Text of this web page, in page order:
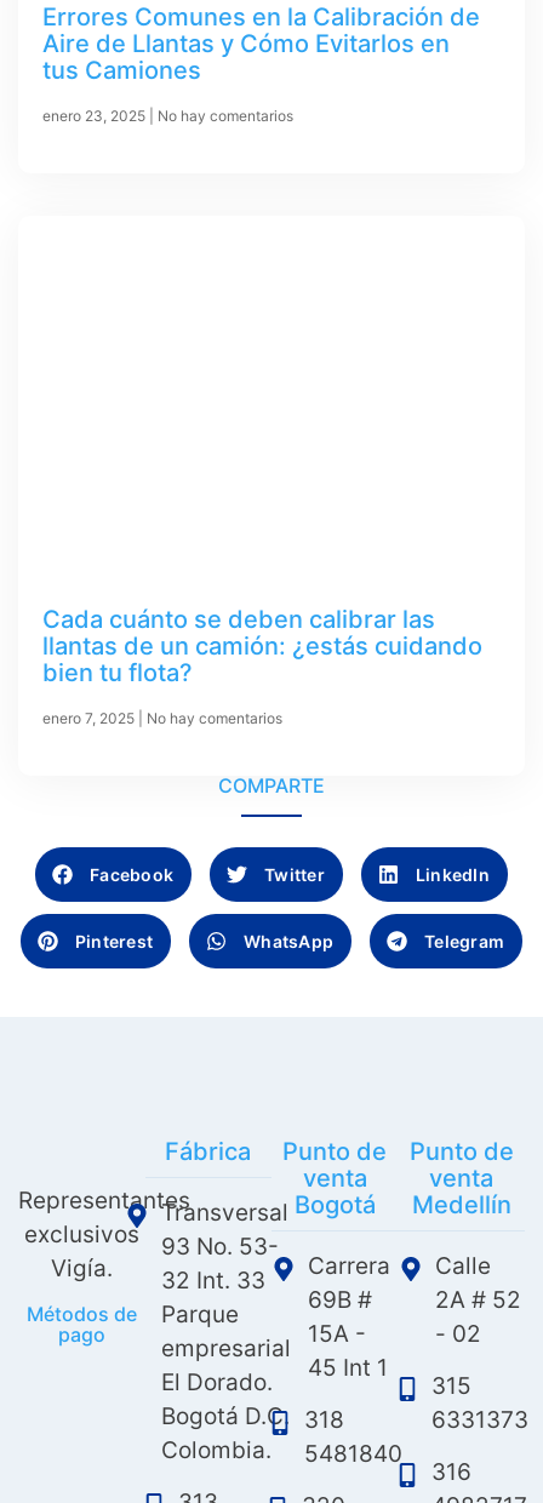
Errores Comunes en la Calibración de
Aire de Llantas y Cómo Evitarlos en
tus Camiones
enero 23, 2025 No hay comentarios
Cada cuánto se deben calibrar las
llantas de un camión: ¿estás cuidando
bien tu flota?
enero 7, 2025 No hay comentarios
COMPARTE
Facebook Twitter LinkedIn
Pinterest WhatsApp Telegram
Representantes
exclusivos
Vigía.
Métodos de
pago
Fábrica
Transversal
93 No. 53-
32 Int. 33
Parque
empresarial
El Dorado.
Bogotá D.C.
Colombia.
Punto de
venta
Bogotá
Carrera
69B #
15A -
45 Int 1
318
5481840
Punto de
venta
Medellín
Calle
2A # 52
- 02
315
6331373
316